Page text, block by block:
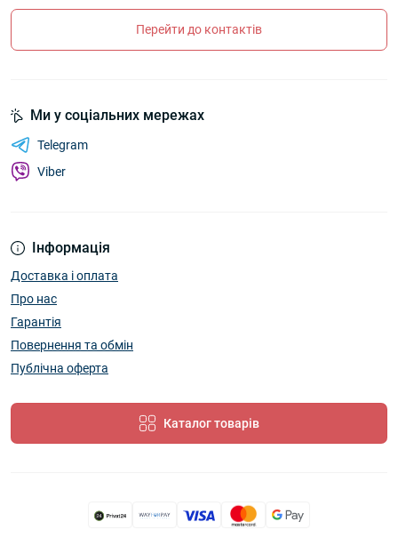
Перейти до контактів
Інформація
Доставка і оплата
Про нас
Гарантія
Повернення та обмін
Публічна оферта
Каталог товарів
Ми у соціальних мережах
Telegram
Viber